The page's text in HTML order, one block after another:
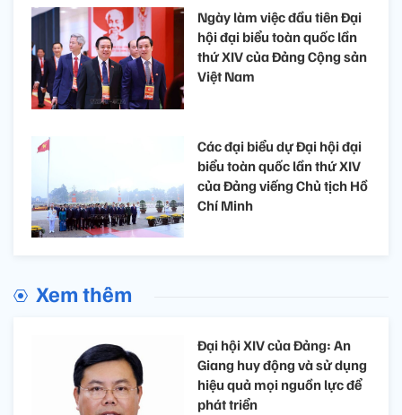
Ngày làm việc đầu tiên Đại
hội đại biểu toàn quốc lần
thứ XIV của Đảng Cộng sản
Việt Nam
Các đại biểu dự Đại hội đại
biểu toàn quốc lần thứ XIV
của Đảng viếng Chủ tịch Hồ
Chí Minh
Xem thêm
Đại hội XIV của Đảng: An
Giang huy động và sử dụng
hiệu quả mọi nguồn lực để
phát triển